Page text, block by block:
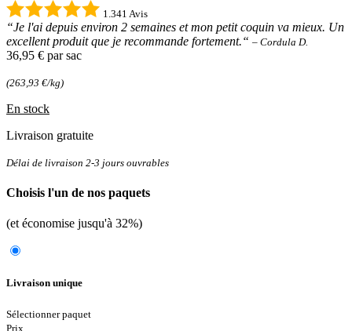
1.341 Avis
“Je l'ai depuis environ 2 semaines et mon petit coquin va mieux. Un
excellent produit que je recommande fortement.“ – Cordula D.
36,95 € par sac
(263,93 €/kg)
En stock
Livraison gratuite
Délai de livraison 2-3 jours ouvrables
Choisis l'un de nos paquets
(et économise jusqu'à 32%)
Livraison unique
Sélectionner paquet
Prix